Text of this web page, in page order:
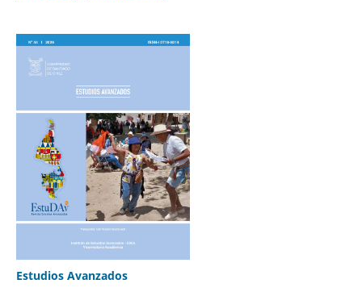
Estudios Avanzados